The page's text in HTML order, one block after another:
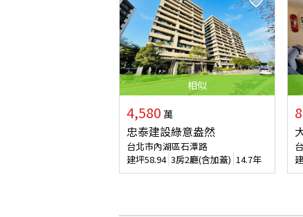
相似
4,580 萬
忠泰建設綠意盎然
台北市內湖區石潭路
建坪58.94 3房2廳(含加蓋) 14.7年